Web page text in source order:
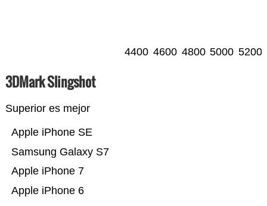
4400 4600 4800 5000 5200
3DMark Slingshot
Superior es mejor
Apple iPhone 6
Apple iPhone 7
Samsung Galaxy S7
Apple iPhone SE